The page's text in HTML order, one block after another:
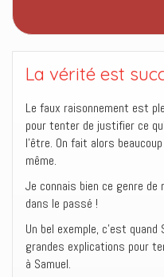
La vérité est
Le faux raisonnement est
pour tenter de justifier ce
l’être. On fait alors
même.
Je connais bien ce genre de
dans le passé !
Un bel exemple, c’est
grandes explications pour
à Samuel.